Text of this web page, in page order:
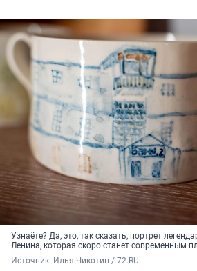
Узнаёте? Да, это, так сказать, портрет
Ленина, которая скоро станет современным
Источник: Илья Чикотин / 72.RU